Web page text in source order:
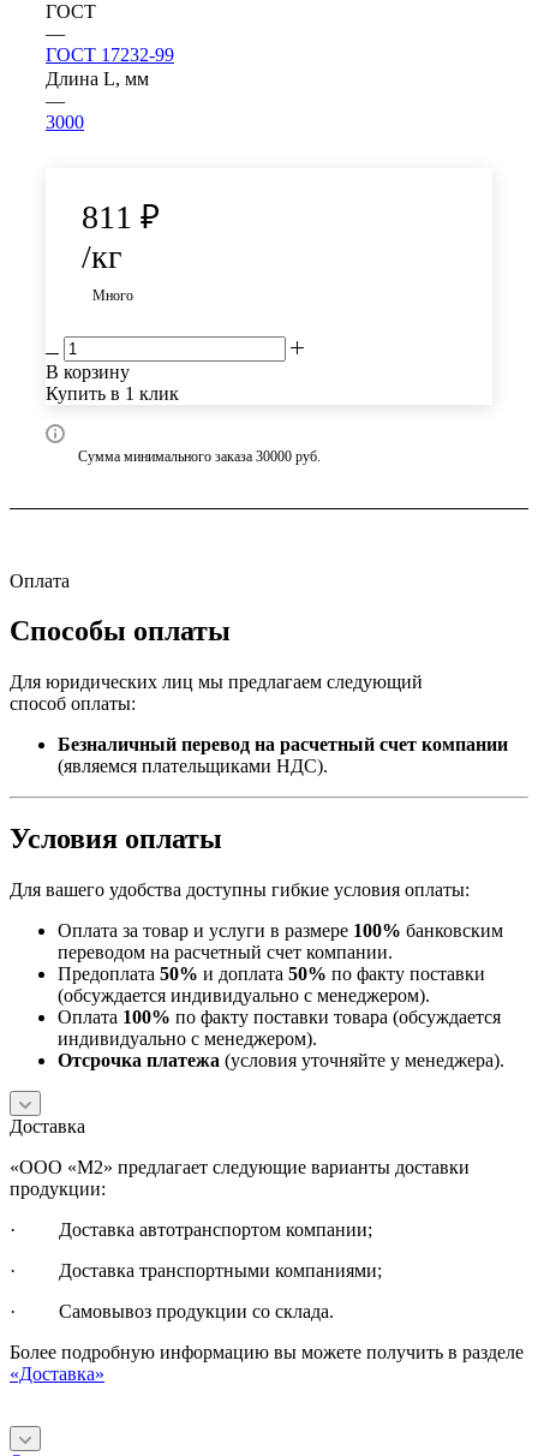
ГОСТ
—
ГОСТ 17232-99
Длина L, мм
—
3000
811 ₽
/кг
Много
В корзину
Купить в 1 клик
Сумма минимального заказа 30000 руб.
Оплата
Способы оплаты
Для юридических лиц мы предлагаем следующий
способ оплаты:
Безналичный перевод на расчетный счет компании
(являемся плательщиками НДС).
Условия оплаты
Для вашего удобства доступны гибкие условия оплаты:
Оплата за товар и услуги в размере 100% банковским
переводом на расчетный счет компании.
Предоплата 50% и доплата 50% по факту поставки
(обсуждается индивидуально с менеджером).
Оплата 100% по факту поставки товара (обсуждается
индивидуально с менеджером).
Отсрочка платежа (условия уточняйте у менеджера).
Доставка
«ООО «М2» предлагает следующие варианты доставки
продукции:
· Доставка автотранспортом компании;
· Доставка транспортными компаниями;
· Самовывоз продукции со склада.
Более подробную информацию вы можете получить в разделе
«Доставка»